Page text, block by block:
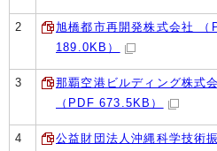
2
旭橋都市再開発株式会社 （
189.0KB）
3
那覇空港ビルディング株式
（PDF 673.5KB）
4
公益財団法人沖縄科学技術